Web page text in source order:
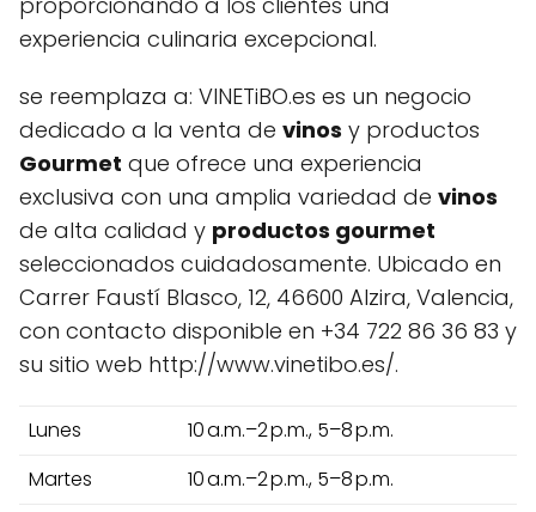
experiencia culinaria excepcional.
se reemplaza a: VINETiBO.es es un negocio
dedicado a la venta de vinos y productos
Gourmet que ofrece una experiencia
exclusiva con una amplia variedad de vinos
de alta calidad y productos gourmet
seleccionados cuidadosamente. Ubicado en
Carrer Faustí Blasco, 12, 46600 Alzira, Valencia,
con contacto disponible en +34 722 86 36 83 y
su sitio web http://www.vinetibo.es/.
Lunes
10 a.m.–2 p.m., 5–8 p.m.
Martes
10 a.m.–2 p.m., 5–8 p.m.